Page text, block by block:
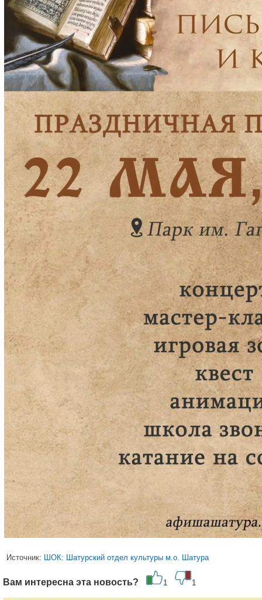
Источник: ШОК: Шатурский отдел культуры м.о. Шатура
Вам интересна эта новость? 1 1